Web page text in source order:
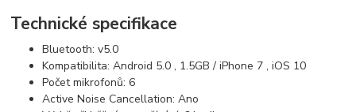
Technické specifikace
Bluetooth: v5.0
Kompatibilita: Android 5.0 , 1.5GB / iPhone 7 , iOS 10
Počet mikrofonů: 6
Active Noise Cancellation: Ano